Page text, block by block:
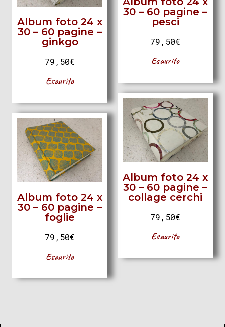
30 – 60 pagine –
pesci
79,50€
Esaurito
Album foto 24 x
30 – 60 pagine –
ginkgo
79,50€
Esaurito
Album foto 24 x
30 – 60 pagine –
collage cerchi
79,50€
Esaurito
Album foto 24 x
30 – 60 pagine –
foglie
79,50€
Esaurito